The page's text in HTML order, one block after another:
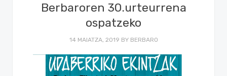
Berbaroren 30.urteurrena
ospatzeko
14 MAIATZA, 2019 BY BERBARO